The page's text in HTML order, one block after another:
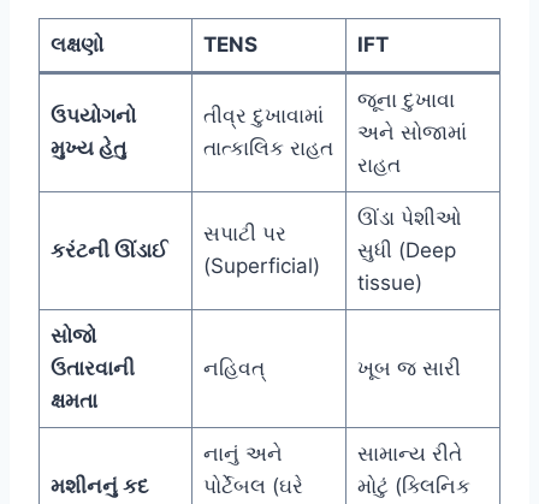
લક્ષણો TENS IFT
ઉપયોગનો
મુખ્ય હેતુ
તીવ્ર દુખાવામાં
તાત્કાલિક રાહત
જૂના દુખાવા
અને સોજામાં
રાહત
કરંટની ઊંડાઈ
સપાટી પર
(Superficial)
ઊંડા પેશીઓ
સુધી (Deep
tissue)
સોજો
ઉતારવાની
ક્ષમતા
નહિવત્ ખૂબ જ સારી
મશીનનું કદ
નાનું અને
પોર્ટેબલ (ઘરે
સામાન્ય રીતે
મોટું (ક્લિનિક